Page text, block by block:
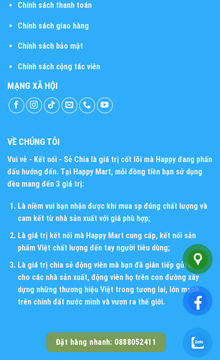
Chính sách thanh toán
Chính sách giao hàng
Chính sách bảo mật
Chính sách cộng tác viên
MẠNG XÃ HỘI
VỀ CHÚNG TÔI
Vui vẻ - Kết nối - Sẻ Chia là giá trị cốt lõi mà Happy đang phấn
đấu hướng đến. Tại Happy Mart, mỗi đồng tiền bạn sử dụng
đều mang đến 3 giá trị:
Là niềm vui bạn nhận được khi mua sp đúng chất lượng và
cam kết từ nhà sản xuất với giá phù hợp;
Là giá trị kết nối mà Happy Mart cung cấp, kết nối sản
phẩm Việt chất lượng đến tay người tiêu dùng;
Là giá trị chia sẻ động viên mà bạn đã gián tiếp gửi đến
cho các nhà sản xuất, động viên họ trên con đường xây
dựng những thương hiệu Việt trong tương lai, lớn mạnh
trên chính đất nước mình và vươn ra thế giới.
Đặt hàng nhanh: 0888052411